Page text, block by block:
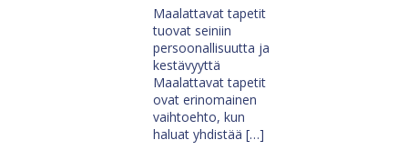
Maalattavat tapetit
tuovat seiniin
persoonallisuutta ja
kestävyyttä
Maalattavat tapetit
ovat erinomainen
vaihtoehto, kun
haluat yhdistää […]